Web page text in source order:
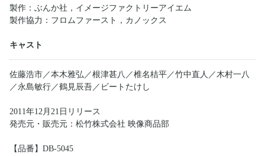
製作：ぶんか社，イメージファクトリーアイエム
製作協力：フロムファースト，カノックス
キャスト
佐藤浩市／本木雅弘／根津甚八／椎名桔平／竹中直人／木村一八
／永島敏行／鶴見辰吾／ビートたけし
2011年12月21日リリース
発売元・販売元：松竹株式会社 映像商品部
【品番】DB-5045